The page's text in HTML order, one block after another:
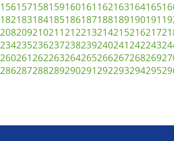
156157158159160161 162163164165
182183184185186187188189190191
208209210211212213214215216217
234235236237238239240241242243
260261262263264265266267268269
286287288289290291292293294295